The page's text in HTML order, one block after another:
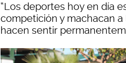
“Los deportes hoy en día
competición y machacan
hacen sentir